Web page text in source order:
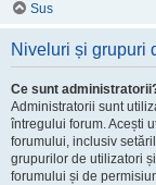
Sus
Niveluri și grupuri
Ce sunt
Administratorii sunt
întregului forum. Acești
forumului, inclusiv
grupurilor de utilizatori
forumului și de